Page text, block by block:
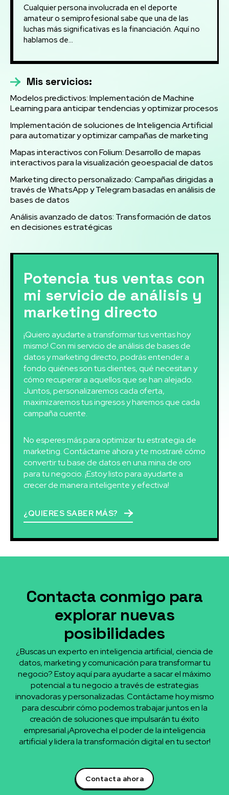
Cualquier persona involucrada en el deporte
amateur o semiprofesional sabe que una de las
luchas más significativas es la financiación. Aquí no
hablamos de...
Mis servicios:
Modelos predictivos: Implementación de Machine
Learning para anticipar tendencias y optimizar procesos
Implementación de soluciones de Inteligencia Artificial
para automatizar y optimizar campañas de marketing
Mapas interactivos con Folium: Desarrollo de mapas
interactivos para la visualización geoespacial de datos
Marketing directo personalizado: Campañas dirigidas a
través de WhatsApp y Telegram basadas en análisis de
bases de datos
Análisis avanzado de datos: Transformación de datos
en decisiones estratégicas
Potencia tus ventas con
mi servicio de análisis y
marketing directo
¡Quiero ayudarte a transformar tus ventas hoy
mismo! Con mi servicio de análisis de bases de
datos y marketing directo, podrás entender a
fondo quiénes son tus clientes, qué necesitan y
cómo recuperar a aquellos que se han alejado.
Juntos, personalizaremos cada oferta,
maximizaremos tus ingresos y haremos que cada
campaña cuente.
No esperes más para optimizar tu estrategia de
marketing. Contáctame ahora y te mostraré cómo
convertir tu base de datos en una mina de oro
para tu negocio. ¡Estoy listo para ayudarte a
crecer de manera inteligente y efectiva!
¿QUIERES SABER MÁS?
Contacta conmigo para
explorar nuevas
posibilidades
¿Buscas un experto en inteligencia artificial, ciencia de
datos, marketing y comunicación para transformar tu
negocio? Estoy aquí para ayudarte a sacar el máximo
potencial a tu negocio a través de estrategias
innovadoras y personalizadas. Contáctame hoy mismo
para descubrir cómo podemos trabajar juntos en la
creación de soluciones que impulsarán tu éxito
empresarial.¡Aprovecha el poder de la inteligencia
artificial y lidera la transformación digital en tu sector!
Contacta ahora